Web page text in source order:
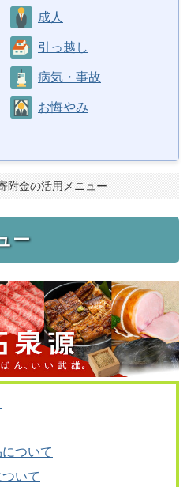
成人
引っ越し
病気・事故
お悔やみ
附金の活用メニュー
ー
ついて
いて